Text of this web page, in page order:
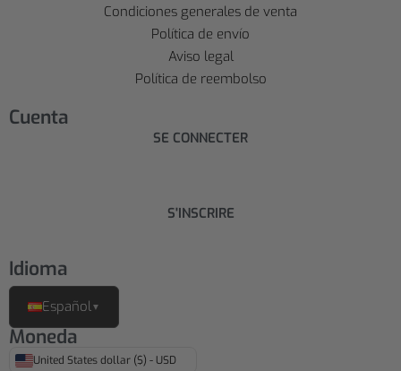
Condiciones generales de venta
Política de envío
Aviso legal
Política de reembolso
Cuenta
SE CONNECTER
S'INSCRIRE
Idioma
Español▼
Moneda
United States dollar ($) - USD